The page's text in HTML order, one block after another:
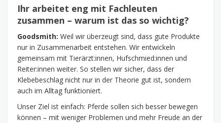
Ihr arbeitet eng mit Fachleuten
zusammen – warum ist das so wichtig?
Goodsmith: Weil wir überzeugt sind, dass gute Produkte
nur in Zusammenarbeit entstehen. Wir entwickeln
gemeinsam mit Tierärzt:innen, Hufschmied:innen und
Reiter:innen weiter. So stellen wir sicher, dass der
Klebebeschlag nicht nur in der Theorie gut ist, sondern
auch im Alltag funktioniert.
Unser Ziel ist einfach: Pferde sollen sich besser bewegen
können – mit weniger Problemen und mehr Freude an der